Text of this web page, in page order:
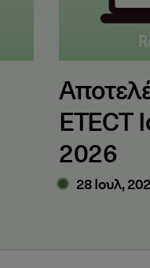
ETECT
2026
28 Ιουλ,